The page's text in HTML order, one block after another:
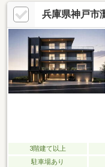
設備を刷新■ビルトイン
広々LDK。■西郷小学校
もおすすめ。■2沿線利用
立地。
兵庫県神戸市
3階建て以上
駐車場あり